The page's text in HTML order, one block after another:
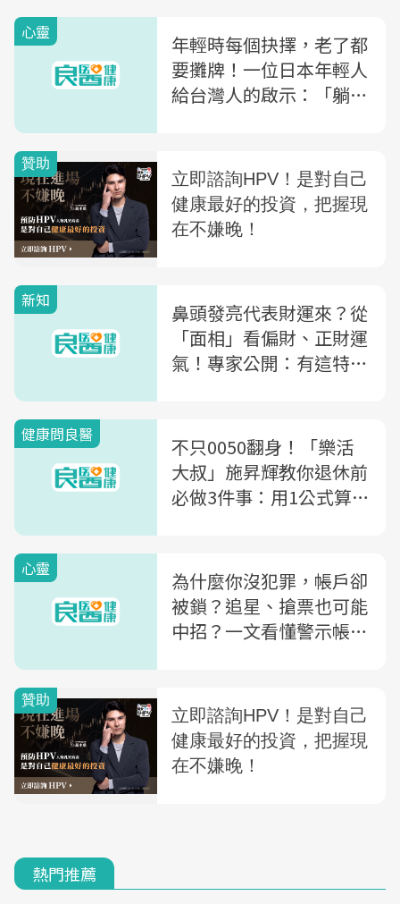
心靈
年輕時每個抉擇，老了都
要攤牌！一位日本年輕人
給台灣人的啟示：「躺平
新知
鼻頭發亮代表財運來？從
「面相」看偏財、正財運
氣！專家公開：有這特
健康問良醫
不只0050翻身！「樂活
大叔」施昇輝教你退休前
必做3件事：用1公式算出
心靈
為什麼你沒犯罪，帳戶卻
被鎖？追星、搶票也可能
中招？一文看懂警示帳戶
熱門推薦